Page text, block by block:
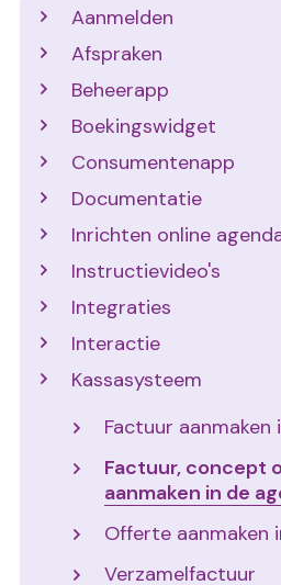
Aanmelden
Afspraken
Beheerapp
Boekingswidget
Consumentenapp
Documentatie
Inrichten online
Instructievideo's
Integraties
Interactie
Kassasysteem
Factuur
Factuur, concept
aanmaken in de
Offerte aanmaken
Verzamelfactuur